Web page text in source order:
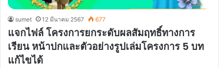
sumet 12 มีนาคม 2567 677
แจกไฟล์ โครงการยกระดับผลสัมฤทธิ์ทางการ
เรียน หน้าปกและตัวอย่างรูปเล่มโครงการ 5 บท
แก้ไขได้